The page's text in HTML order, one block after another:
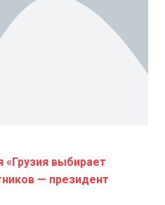
«Грузия выбирает
— президент